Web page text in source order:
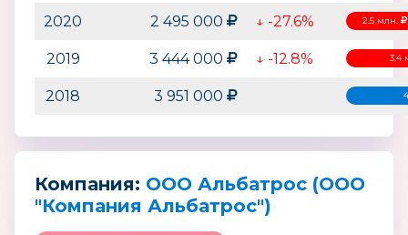
2020 2 495 000 ↓ -27.6% 2.5 млн.
2019 3 444 000 ↓ -12.8% 3.4
2018 3 951 000
Компания: ООО Альбатрос (ООО
"Компания Альбатрос")